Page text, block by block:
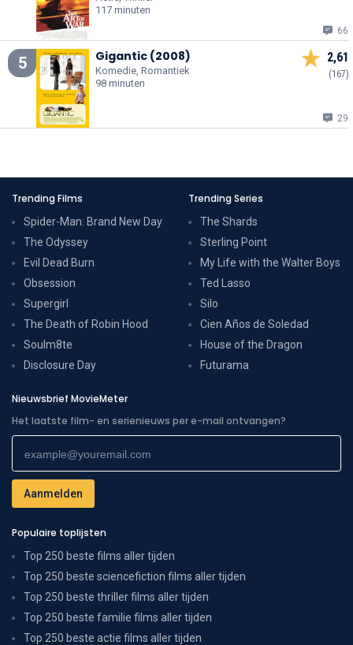
117 minuten
66
5 Gigantic (2008)
Komedie, Romantiek
98 minuten
2,61
(167)
29
Trending Films
Spider-Man: Brand New Day
The Odyssey
Evil Dead Burn
Obsession
Supergirl
The Death of Robin Hood
Soulm8te
Disclosure Day
Trending Series
The Shards
Sterling Point
My Life with the Walter Boys
Ted Lasso
Silo
Cien Años de Soledad
House of the Dragon
Futurama
Nieuwsbrief MovieMeter
Het laatste film- en serienieuws per e-mail ontvangen?
Populaire toplijsten
Top 250 beste films aller tijden
Top 250 beste sciencefiction films aller tijden
Top 250 beste thriller films aller tijden
Top 250 beste familie films aller tijden
Top 250 beste actie films aller tijden